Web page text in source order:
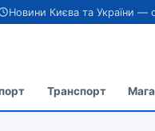
Новини Києва та України —
Транспорт